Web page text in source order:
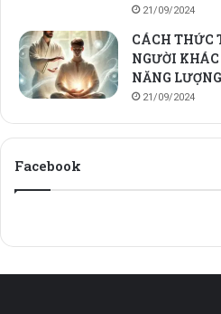
21/09/2024
CÁCH THỨC
NGƯỜI
NĂNG
21/09/2024
Facebook